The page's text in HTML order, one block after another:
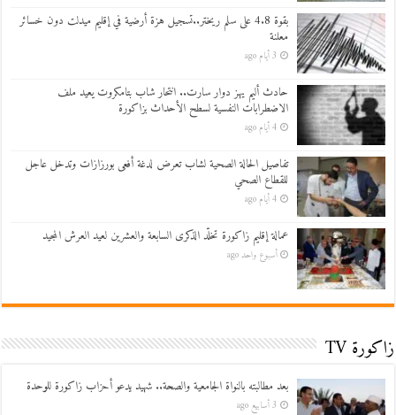
بقوة 4.8 على سلم ريختر..تسجيل هزة أرضية في إقليم ميدلت دون خسائر
معلنة
3 أيام ago
حادث أليم يهز دوار سارت.. انتحار شاب بتامكروت يعيد ملف
الاضطرابات النفسية لسطح الأحداث بزاكورة
4 أيام ago
تفاصيل الحالة الصحية لشاب تعرض لدغة أفعى بورزازات وتدخل عاجل
للقطاع الصحي
4 أيام ago
عمالة إقليم زاكورة تخلّد الذكرى السابعة والعشرين لعيد العرش المجيد
أسبوع واحد ago
زاكورة TV
بعد مطالبته بالنواة الجامعية والصحة.. شهيد يدعو أحزاب زاكورة للوحدة
3 أسابيع ago